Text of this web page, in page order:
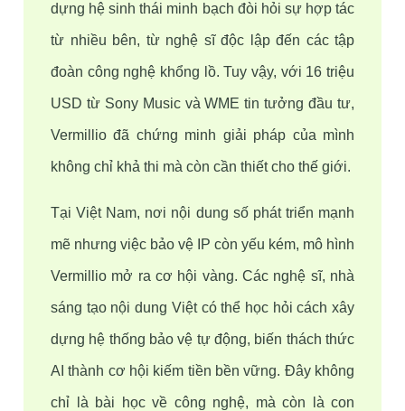
dựng hệ sinh thái minh bạch đòi hỏi sự hợp tác
từ nhiều bên, từ nghệ sĩ độc lập đến các tập
đoàn công nghệ khổng lồ. Tuy vậy, với 16 triệu
USD từ Sony Music và WME tin tưởng đầu tư,
Vermillio đã chứng minh giải pháp của mình
không chỉ khả thi mà còn cần thiết cho thế giới.
Tại Việt Nam, nơi nội dung số phát triển mạnh
mẽ nhưng việc bảo vệ IP còn yếu kém, mô hình
Vermillio mở ra cơ hội vàng. Các nghệ sĩ, nhà
sáng tạo nội dung Việt có thể học hỏi cách xây
dựng hệ thống bảo vệ tự động, biến thách thức
AI thành cơ hội kiếm tiền bền vững. Đây không
chỉ là bài học về công nghệ, mà còn là con